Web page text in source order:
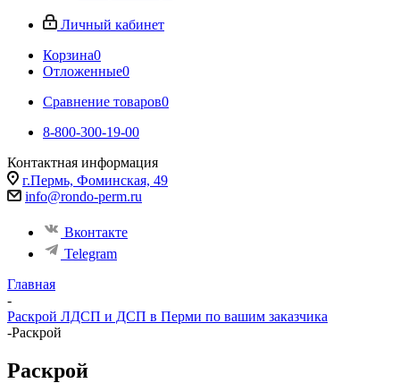
Личный кабинет
Корзина0
Отложенные0
Сравнение товаров0
8-800-300-19-00
Контактная информация
г.Пермь, Фоминская, 49
info@rondo-perm.ru
Вконтакте
Telegram
Главная
-
Раскрой ЛДСП и ДСП в Перми по вашим заказчика
-Раскрой
Раскрой